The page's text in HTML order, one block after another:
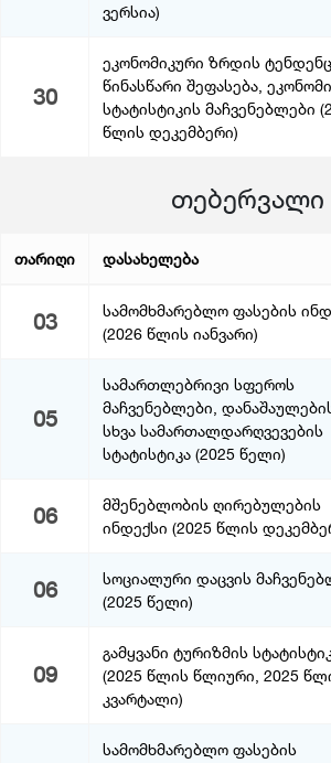
ვერსია)
30
ეკონომიკური ზრდის
წინასწარი შეფასება,
სტატისტიკის მაჩვენებლები
წლის დეკემბერი)
თებერვალი
თარიღი დასახელება
03
სამომხმარებლო ფასების
(2026 წლის იანვარი)
05
სამართლებრივი სფეროს
მაჩვენებლები,
სხვა სამართალდარღვევების
სტატისტიკა (2025 წელი)
06
მშენებლობის ღირებულების
ინდექსი (2025 წლის
06
სოციალური დაცვის
(2025 წელი)
09
გამყვანი ტურიზმის
(2025 წლის წლიური, 2025
კვარტალი)
სამომხმარებლო ფასების